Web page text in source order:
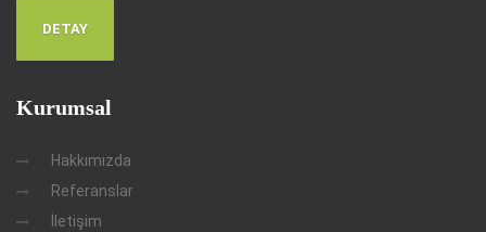
DETAY
Kurumsal
Hakkımızda
Referanslar
İletişim